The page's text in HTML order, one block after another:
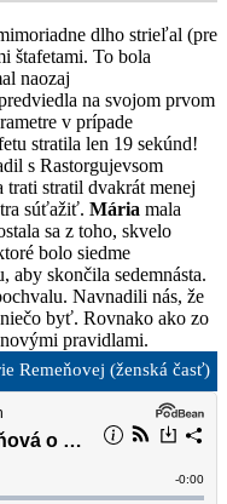
dlho strieľal (pre
štafetami. To bola
naozaj
na svojom prvom
v prípade
stratila len 19 sekúnd!
s Rastorgujevsom
trati stratil dvakrát menej
súťažiť. Mária mala
sa z toho, skvelo
bolo siedme
skončila sedemnásta.
Navnadili nás, že
byť. Rovnako ako zo
pravidlami.
Remeňovej (ženská časť)